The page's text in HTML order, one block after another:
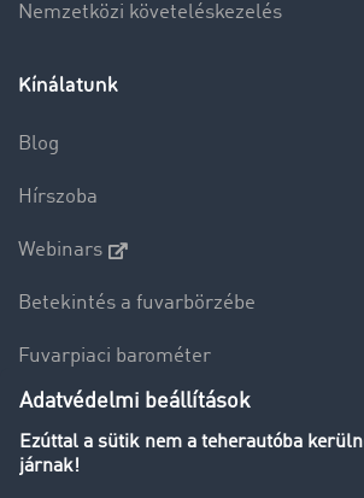
Nemzetközi követeléskezelés
Kínálatunk
Blog
Hírszoba
Webinars
Betekintés a fuvarbörzébe
Fuvarpiaci barométer
Transzportlexikon
Tehergépkocsi-forgalomkorlátozás